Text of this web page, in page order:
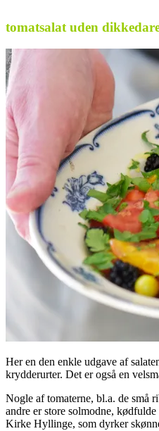
tomatsalat uden
Her en den enkle udgave af
krydderurter. Det er også en
Nogle af tomaterne, bl.a. de små
andre er store solmodne, kødfulde
Kirke Hyllinge, som dyrker